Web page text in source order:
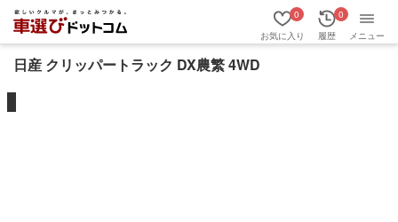
お気に入り
0
履歴
0
メニュー
日産 クリッパートラック DX農繁 4WD